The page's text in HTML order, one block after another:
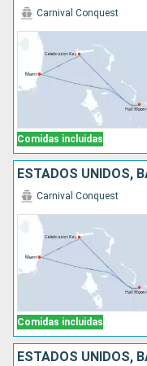
Comidas incluidas
Carnival Conquest
ESTADOS UNIDOS,
Comidas incluidas
Carnival Conquest
ESTADOS UNIDOS,